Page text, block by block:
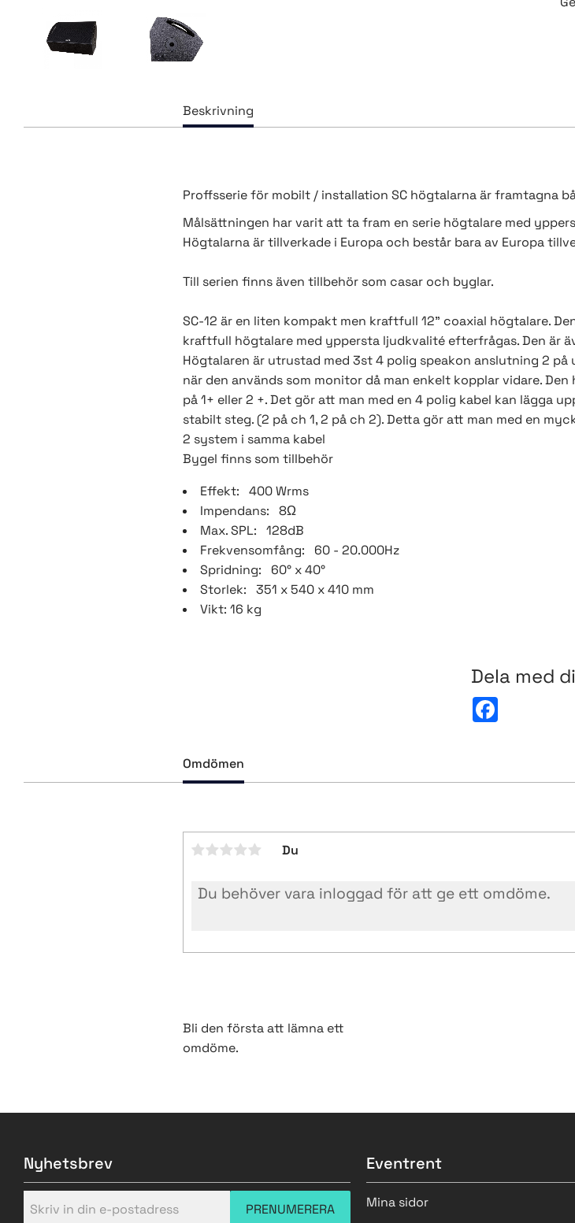
Proffsserie för mobilt / installation SC högtalarna är framtagna
Målsättningen har varit att ta fram en serie högtalare med
Högtalarna är tillverkade i Europa och består bara av Europa
Till serien finns även tillbehör som casar och byglar.
SC-12 är en liten kompakt men kraftfull 12" coaxial högtalare.
kraftfull högtalare med yppersta ljudkvalité efterfrågas. Den är
Högtalaren är utrustad med 3st 4 polig speakon anslutning 2
när den används som monitor då man enkelt kopplar vidare.
på 1+ eller 2 +. Det gör att man med en 4 polig kabel kan lägga
stabilt steg. (2 på ch 1, 2 på ch 2). Detta gör att man med en
2 system i samma kabel
Bygel finns som tillbehör
Effekt: 400 Wrms
Impendans: 8Ω
Max. SPL: 128dB
Frekvensomfång: 60 - 20.000Hz
Spridning: 60° x 40°
Storlek: 351 x 540 x 410 mm
Vikt: 16 kg
Dela med
o
Omdömen
Du
Bli den första att lämna ett
omdöme.
Nyhetsbrev
PRENUMERERA
Eventrent
Mina sidor